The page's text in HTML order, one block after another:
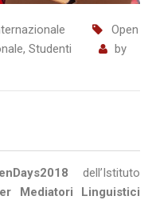
Open
, Studenti
by
dell’Istituto
Mediatori Linguistici